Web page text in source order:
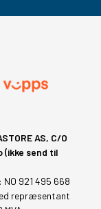
AS, C/O
(ikke send til
NO 921 495 668
repræsentant